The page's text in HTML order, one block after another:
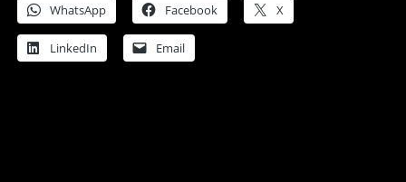
WhatsApp Facebook X
LinkedIn Email